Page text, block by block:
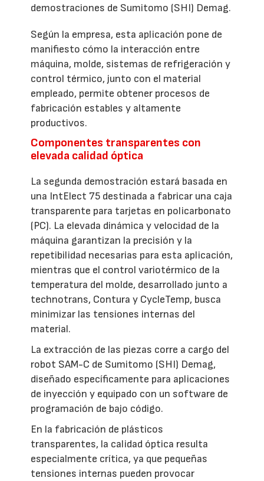
demostraciones de Sumitomo (SHI) Demag.
Según la empresa, esta aplicación pone de
manifiesto cómo la interacción entre
máquina, molde, sistemas de refrigeración y
control térmico, junto con el material
empleado, permite obtener procesos de
fabricación estables y altamente
productivos.
Componentes transparentes con
elevada calidad óptica
La segunda demostración estará basada en
una IntElect 75 destinada a fabricar una caja
transparente para tarjetas en policarbonato
(PC). La elevada dinámica y velocidad de la
máquina garantizan la precisión y la
repetibilidad necesarias para esta aplicación,
mientras que el control variotérmico de la
temperatura del molde, desarrollado junto a
technotrans, Contura y CycleTemp, busca
minimizar las tensiones internas del
material.
La extracción de las piezas corre a cargo del
robot SAM-C de Sumitomo (SHI) Demag,
diseñado específicamente para aplicaciones
de inyección y equipado con un software de
programación de bajo código.
En la fabricación de plásticos
transparentes, la calidad óptica resulta
especialmente crítica, ya que pequeñas
tensiones internas pueden provocar